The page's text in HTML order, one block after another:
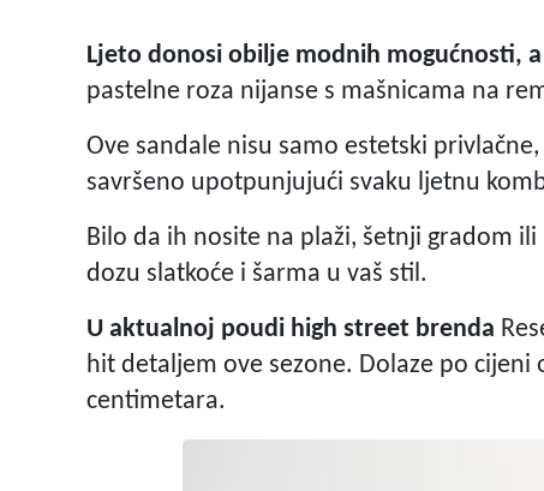
Ljeto donosi obilje modnih mogućnosti, a
pastelne roza nijanse s mašnicama na
Ove sandale nisu samo estetski
savršeno upotpunjujući svaku ljetnu
Bilo da ih nosite na plaži, šetnji gradom
dozu slatkoće i šarma u vaš stil.
U aktualnoj poudi high street brenda
hit detaljem ove sezone. Dolaze po cijeni
centimetara.